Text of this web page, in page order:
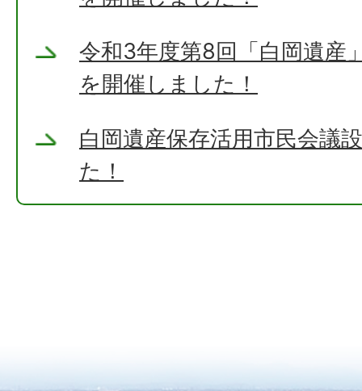
令和3年度第8回「白岡遺産
を開催しました！
白岡遺産保存活用市民会議
た！